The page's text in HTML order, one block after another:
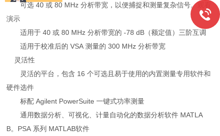
可选 40 或 80 MHz 分析带宽，以便捕捉和测量复杂信号。观看
演示
适用于 40 或 80 MHz 分析带宽的 -78 dB（额定值）三阶互调
适用于校准后的 VSA 测量的 300 MHz 分析带宽
灵活性
灵活的平台，包含 16 个可选且易于使用的内置测量专用软件和
硬件选件
标配 Agilent PowerSuite 一键式功率测量
通用数据分析、可视化、计量自动化的数据分析软件 MATLA
B。PSA 系列 MATLAB软件